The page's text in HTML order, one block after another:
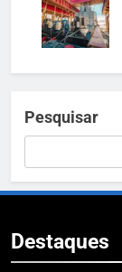
Pesquisar
Destaques